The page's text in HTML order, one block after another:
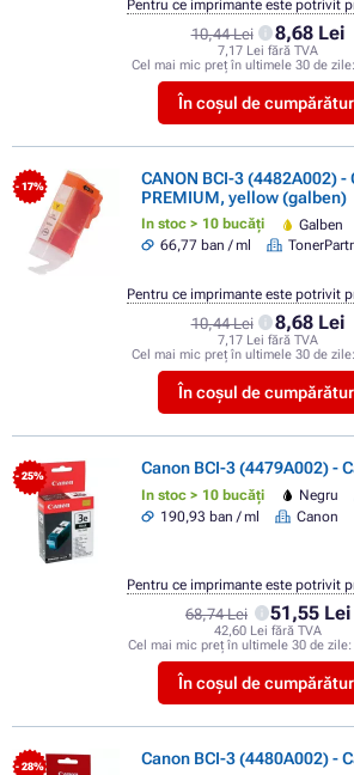
10,44 Lei 8,68 Lei
7,17 Lei fără TVA
Cel mai mic preț în ultimele 30 de zile:
În coșul de
Pentru ce imprimante este potrivit
- 17%
CANON BCI-3 (4482A002)
PREMIUM, yellow (galben)
In stoc > 10 bucăți Galben
66,77 ban / ml
10,44 Lei 8,68 Lei
7,17 Lei fără TVA
Cel mai mic preț în ultimele 30 de zile:
În coșul de
Pentru ce imprimante este potrivit
- 25% Canon BCI-3 (4479A002) -
In stoc > 10 bucăți Negru
190,93 ban / ml
Canon
68,74 Lei 51,55 Lei
42,60 Lei fără TVA
Cel mai mic preț în ultimele 30 de zile:
În coșul de
Pentru ce imprimante este potrivit
- 28% Canon BCI-3 (4480A002) -